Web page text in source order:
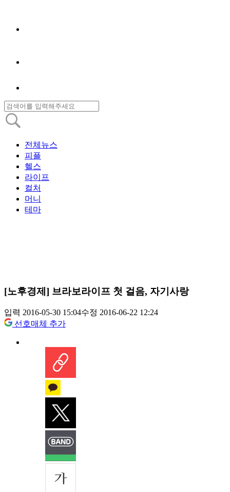
전체뉴스
피플
헬스
라이프
컬처
머니
테마
[노후경제] 브라보라이프 첫 걸음, 자기사랑
입력 2016-05-30 15:04수정 2016-06-22 12:24
선호매체 추가